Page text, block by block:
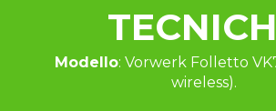
Modello: Vorwerk Folletto
wireless).